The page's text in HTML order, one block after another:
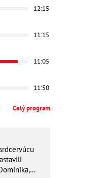
12:15
11:15
11:05
11:50
Celý program